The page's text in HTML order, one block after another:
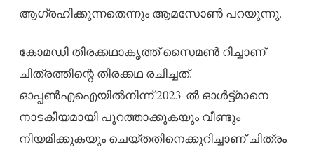
ആഗ്രഹിക്കുന്നതെന്നും ആമസോൺ പറയുന്നു.
കോമഡി തിരക്കഥാകൃത്ത് സൈമൺ റിച്ചാണ്
ചിത്രത്തിന്റെ തിരക്കഥ രചിച്ചത്.
ഓപ്പൺഎഐയിൽനിന്ന് 2023-ൽ ഓൾട്ട്മാനെ
നാടകീയമായി പുറത്താക്കുകയും വീണ്ടും
നിയമിക്കുകയും ചെയ്തതിനെക്കുറിച്ചാണ് ചിത്രം